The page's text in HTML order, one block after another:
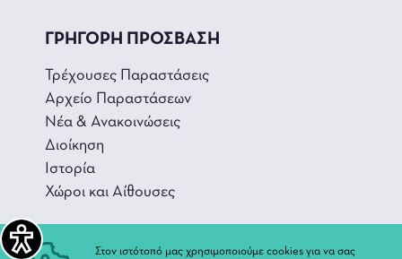
ΓΡΗΓΟΡΗ ΠΡΟΣΒΑΣΗ
Τρέχουσες Παραστάσεις
Αρχείο Παραστάσεων
Νέα & Ανακοινώσεις
Διοίκηση
Ιστορία
Χώροι και Αίθουσες
Στον ιστότοπό μας χρησιμοποιούμε cookies για να σας